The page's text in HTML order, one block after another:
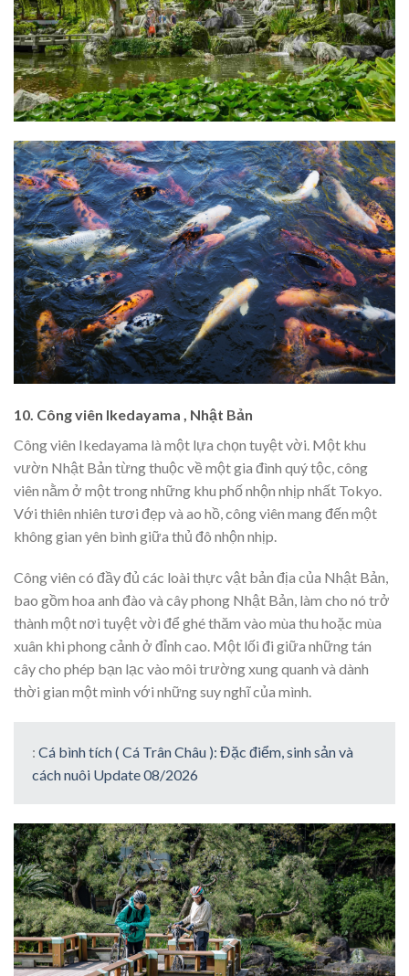
10. Công viên Ikedayama , Nhật Bản
Công viên Ikedayama là một lựa chọn tuyệt vời. Một khu
vườn Nhật Bản từng thuộc về một gia đình quý tộc, công
viên nằm ở một trong những khu phố nhộn nhịp nhất Tokyo.
Với thiên nhiên tươi đẹp và ao hồ, công viên mang đến một
không gian yên bình giữa thủ đô nhộn nhịp.
Công viên có đầy đủ các loài thực vật bản địa của Nhật Bản,
bao gồm hoa anh đào và cây phong Nhật Bản, làm cho nó trở
thành một nơi tuyệt vời để ghé thăm vào mùa thu hoặc mùa
xuân khi phong cảnh ở đỉnh cao. Một lối đi giữa những tán
cây cho phép bạn lạc vào môi trường xung quanh và dành
thời gian một mình với những suy nghĩ của mình.
: Cá bình tích ( Cá Trân Châu ): Đặc điểm, sinh sản và
cách nuôi Update 08/2026